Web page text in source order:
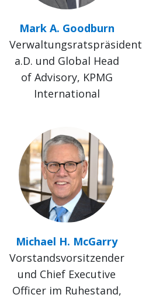
Mark A. Goodburn
Verwaltungsratspräsident
a.D. und Global Head
of Advisory, KPMG
International
Michael H. McGarry
Vorstandsvorsitzender
und Chief Executive
Officer im Ruhestand,